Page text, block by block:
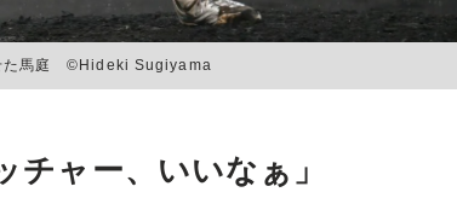
た馬庭 ©Hideki Sugiyama
ャー、いいなぁ」